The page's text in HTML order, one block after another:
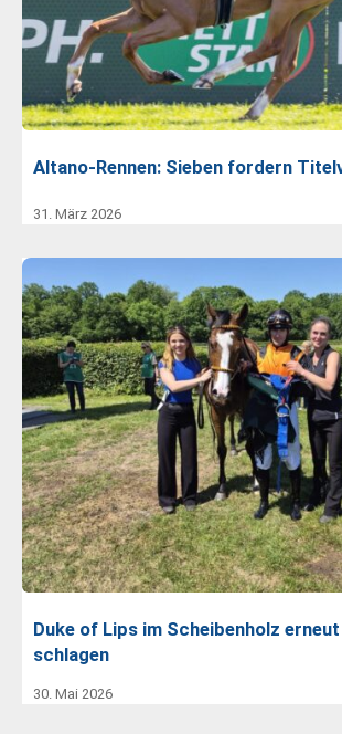
Altano-Rennen: Sieben fordern
31. März 2026
Duke of Lips im Scheibenholz
schlagen
30. Mai 2026